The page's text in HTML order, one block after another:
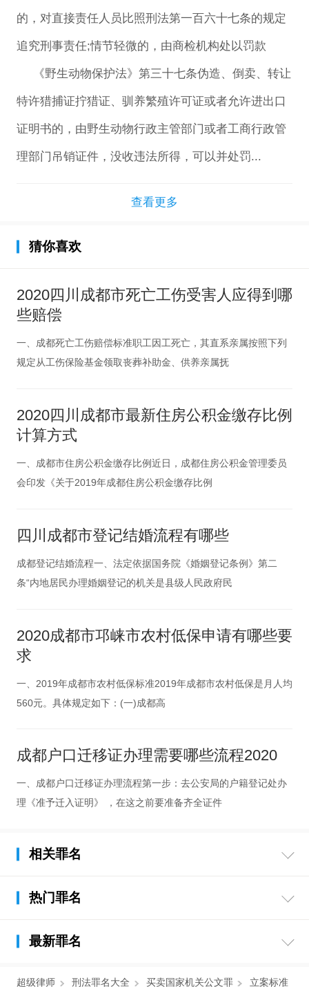
的，对直接责任人员比照刑法第一百六十七条的规定
追究刑事责任;情节轻微的，由商检机构处以罚款
《野生动物保护法》第三十七条伪造、倒卖、转让
特许猎捕证拧猎证、驯养繁殖许可证或者允许进出口
证明书的，由野生动物行政主管部门或者工商行政管
理部门吊销证件，没收违法所得，可以并处罚...
查看更多
猜你喜欢
2020四川成都市死亡工伤受害人应得到哪
些赔偿
一、成都死亡工伤赔偿标准职工因工死亡，其直系亲属按照下列
规定从工伤保险基金领取丧葬补助金、供养亲属抚
2020四川成都市最新住房公积金缴存比例
计算方式
一、成都市住房公积金缴存比例近日，成都住房公积金管理委员
会印发《关于2019年成都住房公积金缴存比例
四川成都市登记结婚流程有哪些
成都登记结婚流程一、法定依据国务院《婚姻登记条例》第二
条“内地居民办理婚姻登记的机关是县级人民政府民
2020成都市邛崃市农村低保申请有哪些要
求
一、2019年成都市农村低保标准2019年成都市农村低保是月人均
560元。具体规定如下：(一)成都高
成都户口迁移证办理需要哪些流程2020
一、成都户口迁移证办理流程第一步：去公安局的户籍登记处办
理《准予迁入证明》 ，在这之前要准备齐全证件
相关罪名
热门罪名
最新罪名
超级律师 刑法罪名大全 买卖国家机关公文罪 立案标准